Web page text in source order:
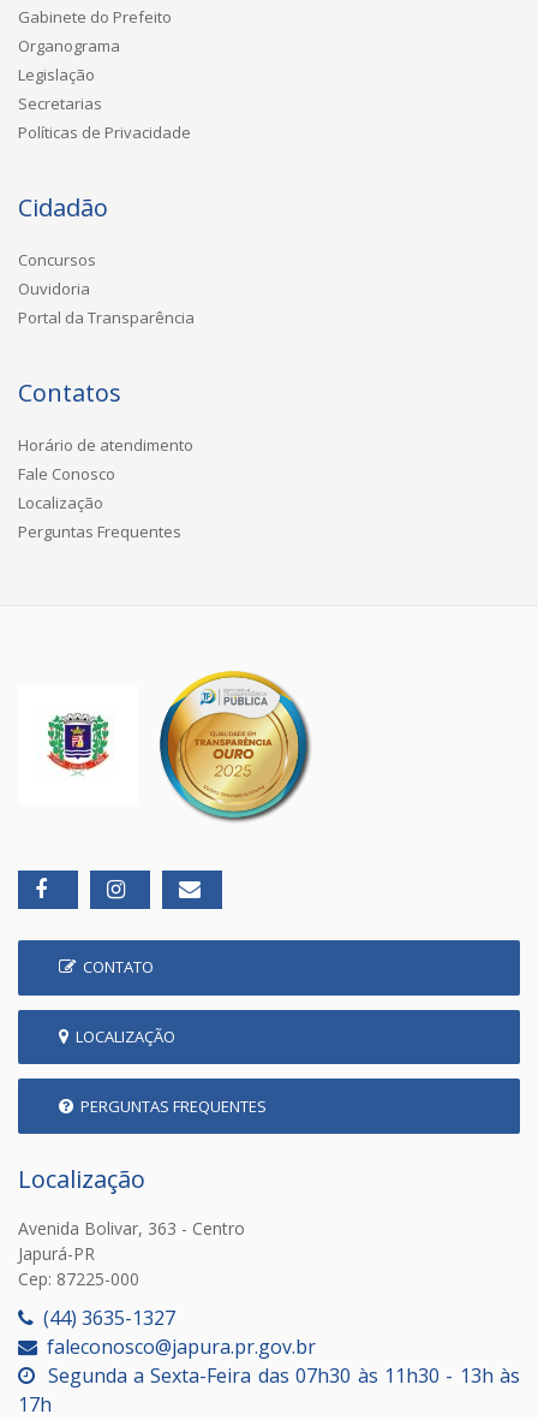
Gabinete do Prefeito
Organograma
Legislação
Secretarias
Políticas de Privacidade
Cidadão
Concursos
Ouvidoria
Portal da Transparência
Contatos
Horário de atendimento
Fale Conosco
Localização
Perguntas Frequentes
CONTATO
LOCALIZAÇÃO
PERGUNTAS FREQUENTES
Localização
Avenida Bolivar, 363 - Centro
Japurá-PR
Cep: 87225-000
(44) 3635-1327
faleconosco@japura.pr.gov.br
Segunda a Sexta-Feira das 07h30 às 11h30 - 13h às
17h